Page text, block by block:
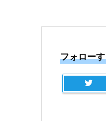
フォロー